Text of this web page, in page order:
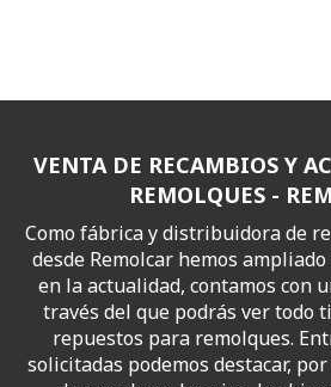
VENTA DE RECAMBIOS Y
REMOLQUES -
Como fábrica y distribuidora de
desde Remolcar hemos
en la actualidad, contamos con
través del que podrás ver todo
repuestos para remolques.
solicitadas podemos destacar,